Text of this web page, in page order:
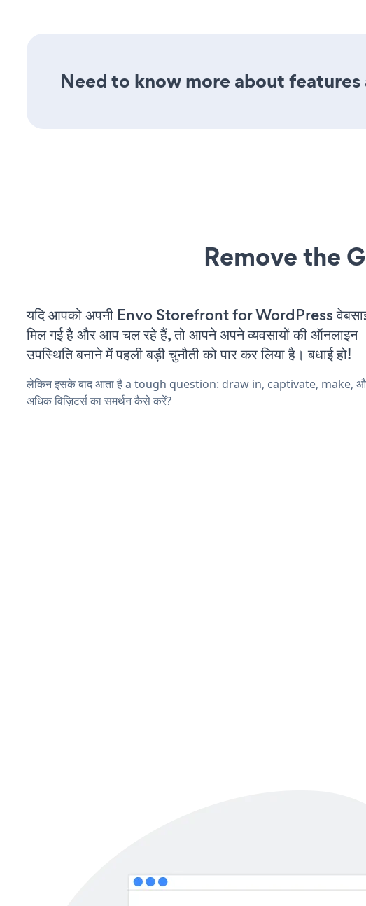
Need to know more about
Remove the
यदि आपको अपनी Envo Storefront for WordPress
मिल गई है और आप चल रहे हैं, तो आपने अपने व्यवसायों की ऑनलाइन
उपस्थिति बनाने में पहली बड़ी चुनौती को पार कर लिया है। बधाई हो!
लेकिन इसके बाद आता है a tough question: draw in, captivate, make,
अधिक विज़िटर्स का समर्थन कैसे करें?